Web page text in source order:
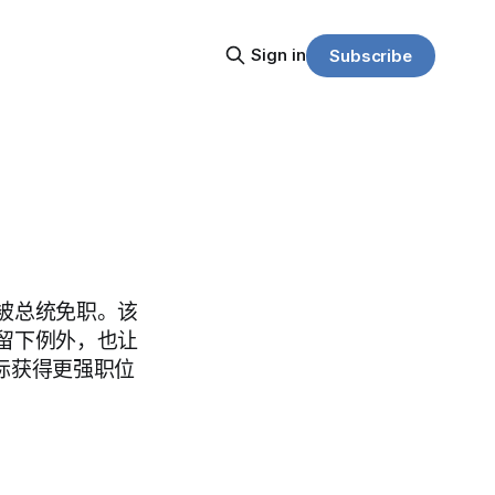
Sign in Subscribe
总统免职。该
下例外，也让
获得更强职位